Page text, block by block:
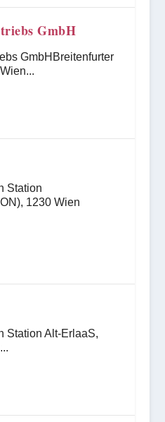
GmbH
GmbHBreitenfurter
Station
1230 Wien
Station Alt-ErlaaS,